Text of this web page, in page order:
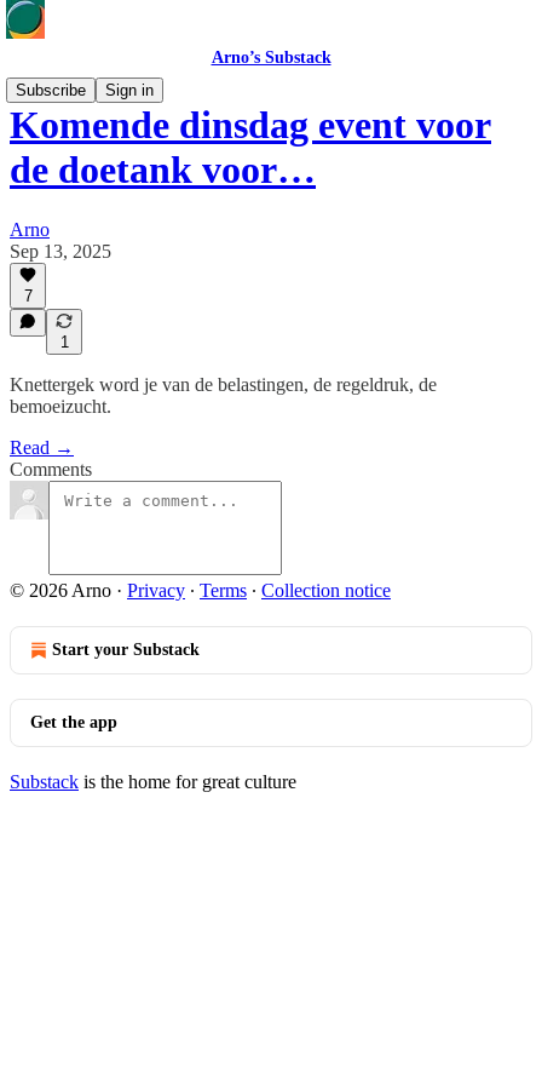
Arno’s Substack
Subscribe
Sign in
Komende dinsdag event voor
de doetank voor…
Arno
Sep 13, 2025
7
1
Knettergek word je van de belastingen, de regeldruk, de
bemoeizucht.
Read →
Comments
© 2026 Arno · Privacy ∙ Terms ∙ Collection notice
Start your Substack
Get the app
Substack is the home for great culture